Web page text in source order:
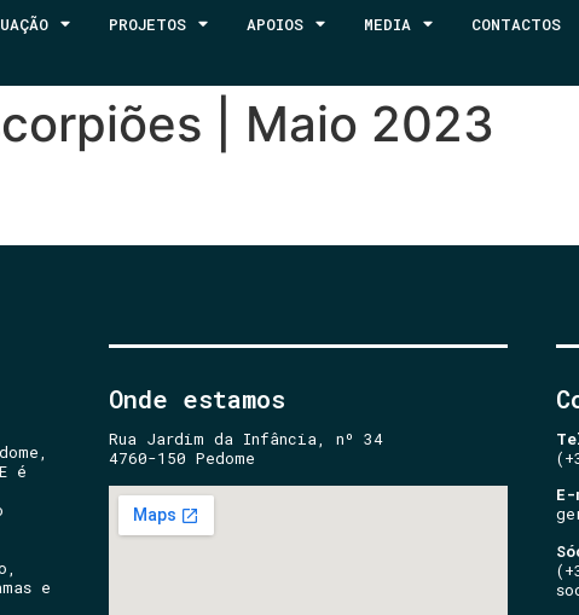
PROJETOS APOIOS MEDIA CONTACTOS
| Maio 2023
é
e
Onde estamos
Rua Jardim da Infância, nº 34
4760-150 Pedome